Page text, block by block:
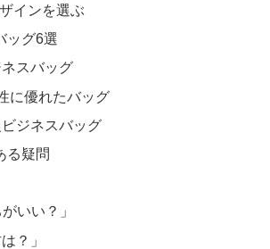
インを選ぶ
ッグ6選
スバッグ
に優れたバッグ
ジネスバッグ
る疑問
いい？」
？」